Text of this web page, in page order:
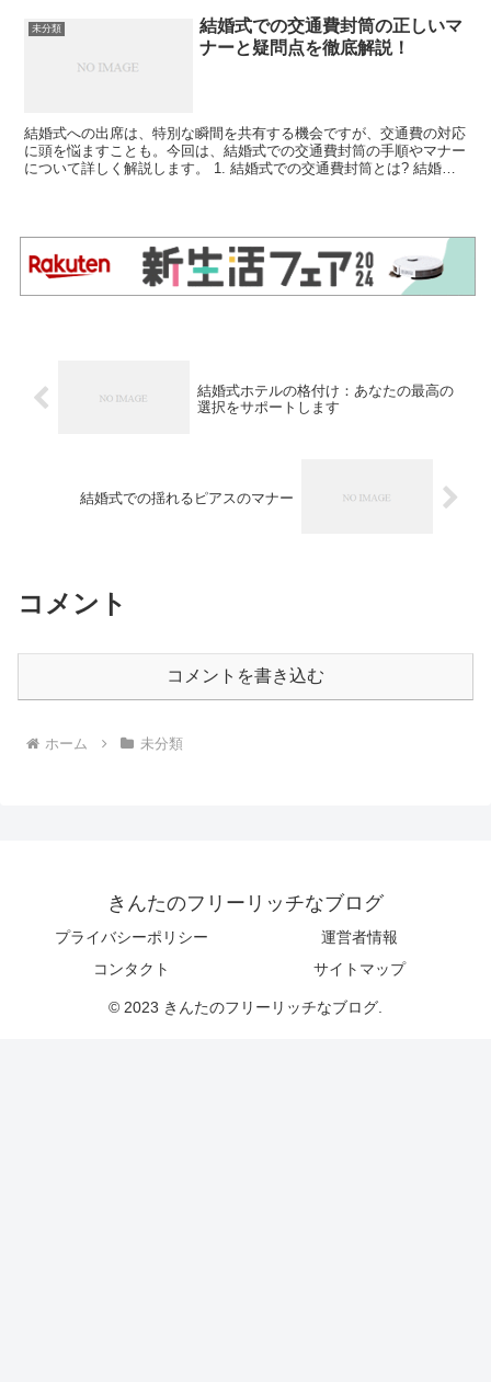
未分類
結婚式での交通費封筒の正しいマ
ナーと疑問点を徹底解説！
結婚式への出席は、特別な瞬間を共有する機会ですが、交通費の対応
に頭を悩ますことも。今回は、結婚式での交通費封筒の手順やマナー
について詳しく解説します。 1. 結婚式での交通費封筒とは? 結婚式
結婚式ホテルの格付け：あなたの最高の
選択をサポートします
結婚式での揺れるピアスのマナー
コメント
コメントを書き込む
ホーム 未分類
きんたのフリーリッチなブログ
プライバシーポリシー
運営者情報
コンタクト
サイトマップ
© 2023 きんたのフリーリッチなブログ.